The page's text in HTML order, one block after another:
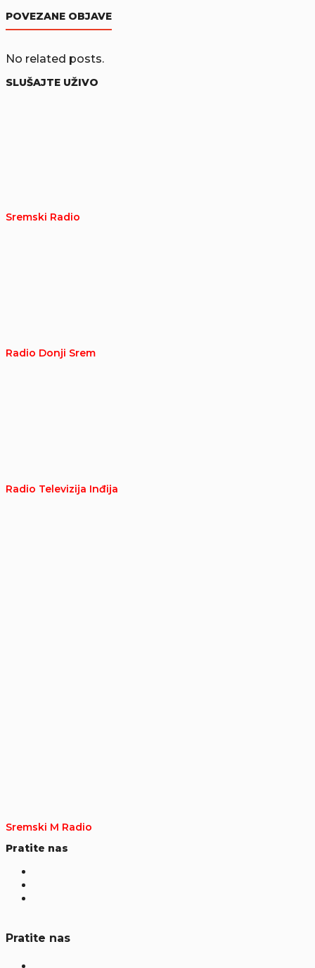
POVEZANE OBJAVE
No related posts.
SLUŠAJTE UŽIVO
Sremski Radio
Radio Donji Srem
Radio Televizija Inđija
Sremski M Radio
Pratite nas
Pratite nas